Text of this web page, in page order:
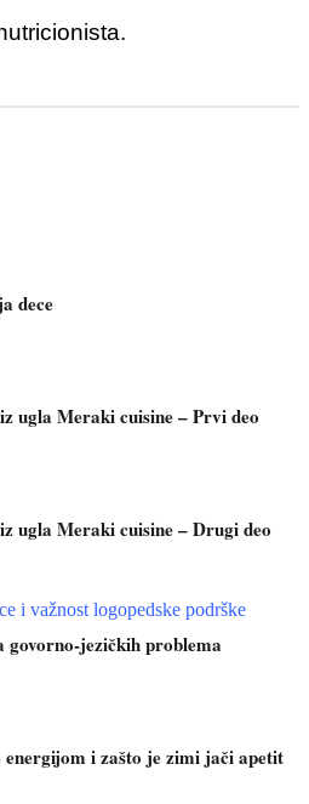
dece
ugla Meraki cuisine – Prvi deo
ugla Meraki cuisine – Drugi deo
govorno-jezičkih problema
i zašto je zimi jači apetit